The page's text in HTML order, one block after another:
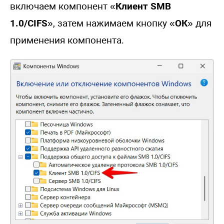
включаем компонент «Клиент SMB
1.0/CIFS», затем нажимаем кнопку «ОК» для
применения компонента.